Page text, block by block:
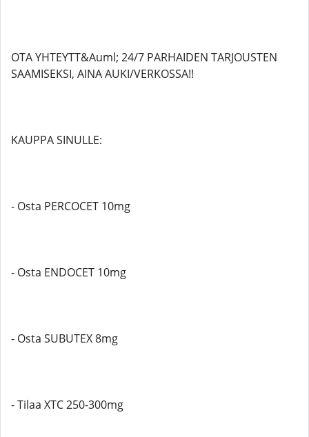
OTA YHTEYTT&Auml; 24/7 PARHAIDEN TARJOUSTEN
SAAMISEKSI, AINA AUKI/VERKOSSA!!
KAUPPA SINULLE:
- Osta PERCOCET 10mg
- Osta ENDOCET 10mg
- Osta SUBUTEX 8mg
- Tilaa XTC 250-300mg